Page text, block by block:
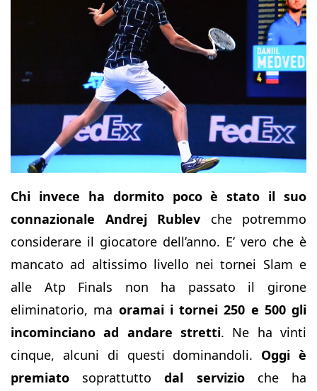
Chi invece ha dormito poco è stato il suo
connazionale Andrej Rublev che potremmo
considerare il giocatore dell’anno. E’ vero che è
mancato ad altissimo livello nei tornei Slam e
alle Atp Finals non ha passato il girone
eliminatorio, ma oramai i tornei 250 e 500 gli
incominciano ad andare stretti. Ne ha vinti
cinque, alcuni di questi dominandoli. Oggi è
premiato soprattuttodal servizioche ha